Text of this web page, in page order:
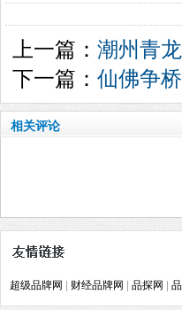
上一篇： 潮州青
下一篇： 仙佛争
相关评论
超级品牌网 财经品牌网 品探网